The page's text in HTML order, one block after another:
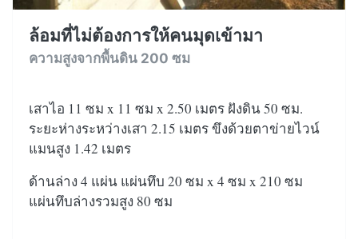
ล้อมที่ไม่ต้องการให้คนมุดเข้ามา
ความสูงจากพื้นดิน 200 ซม
เสาไอ 11 ซม x 11 ซม x 2.50 เมตร ฝังดิน 50 ซม.
ระยะห่างระหว่างเสา 2.15 เมตร ขึงด้วยตาข่ายไวน์
แมนสูง 1.42 เมตร
ด้านล่าง 4 แผ่น แผ่นทึบ 20 ซม x 4 ซม x 210 ซม
แผ่นทึบล่างรวมสูง 80 ซม